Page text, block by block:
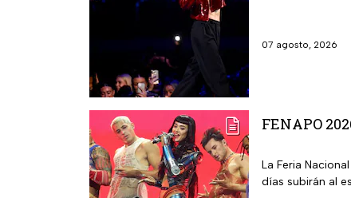
07 agosto, 2026
FENAPO
La Feria
días subirán al